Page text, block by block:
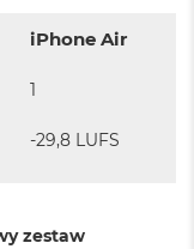
iPhone Air
1
-29,8 LUFS
zestaw